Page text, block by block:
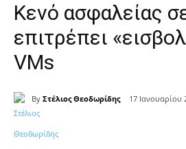
Κενό ασφαλείας
επιτρέπει
VMs
By Στέλιος Θεοδωρίδης 17 Ιανουαρίου